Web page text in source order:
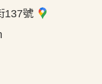
137號